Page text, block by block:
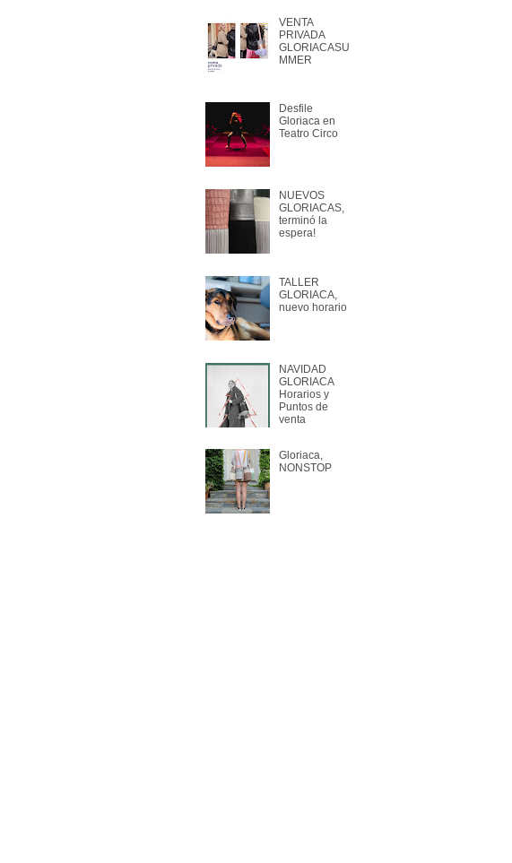
VENTA
PRIVADA
GLORIACASU
MMER
Desfile
Gloriaca en
Teatro Circo
NUEVOS
GLORIACAS,
terminó la
espera!
TALLER
GLORIACA,
nuevo horario
NAVIDAD
GLORIACA
Horarios y
Puntos de
venta
Gloriaca,
NONSTOP